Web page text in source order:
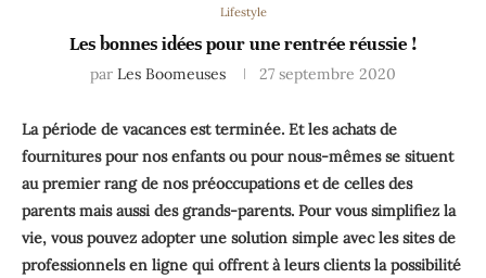
Lifestyle
Les bonnes idées pour une rentrée réussie !
par Les Boomeuses 27 septembre 2020
La période de vacances est terminée. Et les achats de
fournitures pour nos enfants ou pour nous-mêmes se situent
au premier rang de nos préoccupations et de celles des
parents mais aussi des grands-parents. Pour vous simplifiez la
vie, vous pouvez adopter une solution simple avec les sites de
professionnels en ligne qui offrent à leurs clients la possibilité